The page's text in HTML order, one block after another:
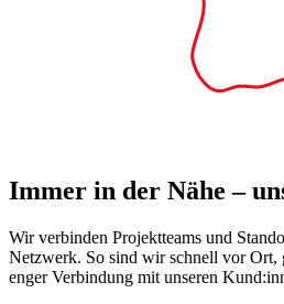
Immer in der Nähe –
Wir verbinden Projektteams und
Netzwerk. So sind wir schnell vor Ort,
enger Verbindung mit unseren